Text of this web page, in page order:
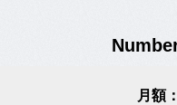
月額